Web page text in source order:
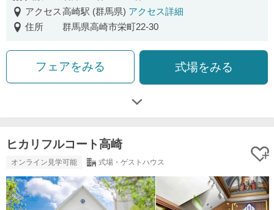
アクセス高崎駅 (群馬県) アクセス詳細
住所
群馬県高崎市栄町22-30
フェアをみる 式場をみる
ヒカリフルコート高崎
オンライン見学可能 式場・ゲストハウス